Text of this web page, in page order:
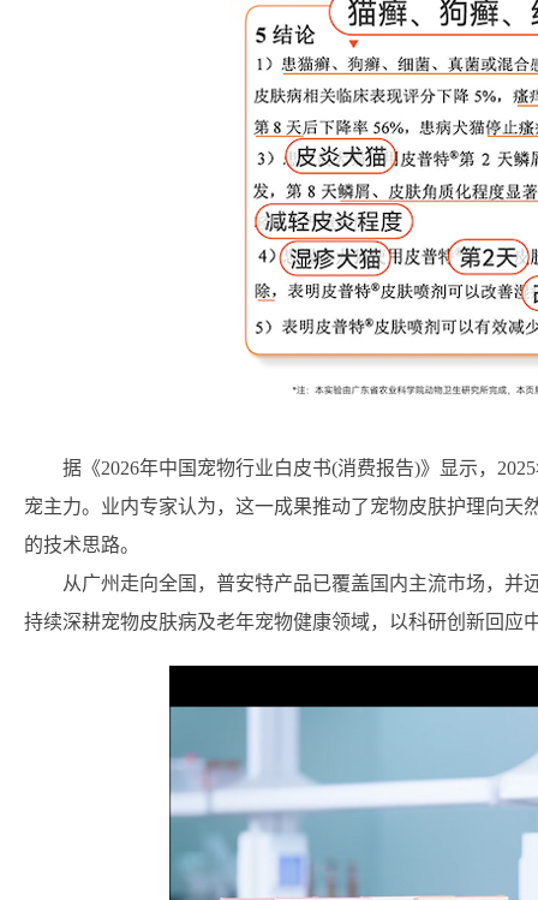
据《2026年中国宠物行业白皮书(消费报告)》显示，
宠主力。业内专家认为，这一成果推动了宠物皮肤护理向
的技术思路。
从广州走向全国，普安特产品已覆盖国内主流市场，
持续深耕宠物皮肤病及老年宠物健康领域，以科研创新回应